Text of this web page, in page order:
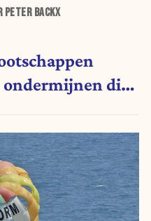
PETER BACKX
ondermijnen die